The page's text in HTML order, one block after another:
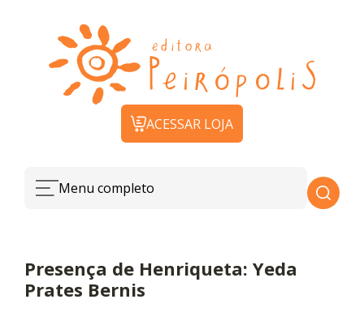
ACESSAR LOJA
Menu completo
Presença de Henriqueta: Yeda
Prates Bernis